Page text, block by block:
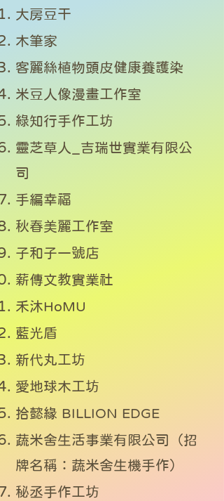
大房豆干
木筆家
客麗絲植物頭皮健康養護染
米豆人像漫畫工作室
綠知行手作工坊
靈芝草人_吉瑞世實業有限公
司
手編幸福
秋春美麗工作室
子和子一號店
薪傳文教實業社
禾沐HoMU
藍光盾
新代丸工坊
愛地球木工坊
拾懿緣 BILLION EDGE
蔬米舍生活事業有限公司（招
牌名稱：蔬米舍生機手作）
秘丞手作工坊